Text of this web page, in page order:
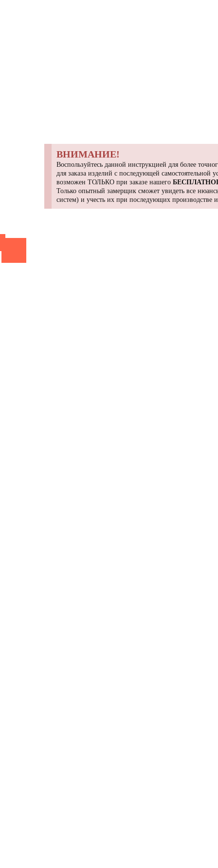
ВНИМАНИЕ!
Воспользуйтесь данной инструкцией для более
для заказа изделий с последующей
возможен ТОЛЬКО при заказе нашего
Только опытный замерщик сможет увидеть все
систем) и учесть их при последующих производстве